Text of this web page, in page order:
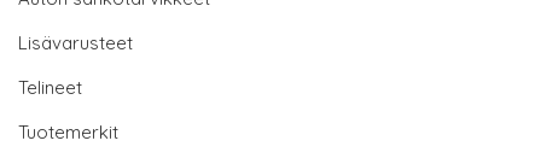
Lisävarusteet
Telineet
Tuotemerkit